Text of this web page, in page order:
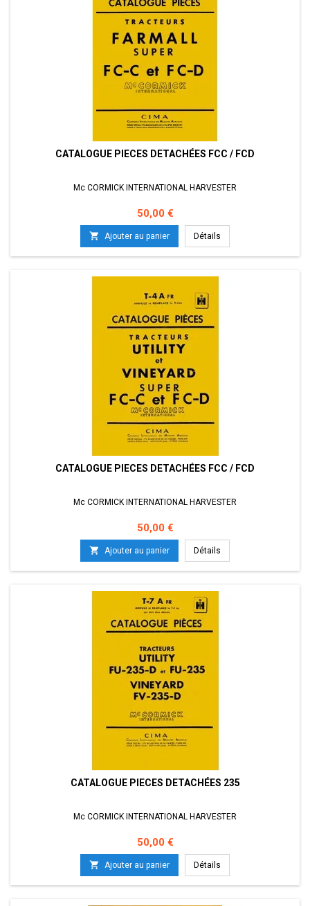
CATALOGUE PIECES DETACHÉES FCC / FCD
Mc CORMICK INTERNATIONAL HARVESTER
Prix
50,00 €
 Ajouter au panier Détails
CATALOGUE PIECES DETACHÉES FCC / FCD
Mc CORMICK INTERNATIONAL HARVESTER
Prix
50,00 €
 Ajouter au panier Détails
CATALOGUE PIECES DETACHÉES 235
Mc CORMICK INTERNATIONAL HARVESTER
Prix
50,00 €
 Ajouter au panier Détails